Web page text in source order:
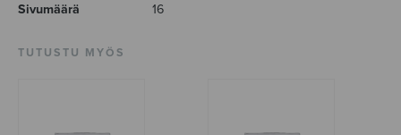
Sivumäärä 16
TUTUSTU MYÖS